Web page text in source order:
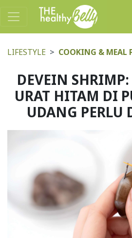
LIFESTYLE COOKING & MEAL
DEVEIN
URAT HITAM DI
UDANG PERLU